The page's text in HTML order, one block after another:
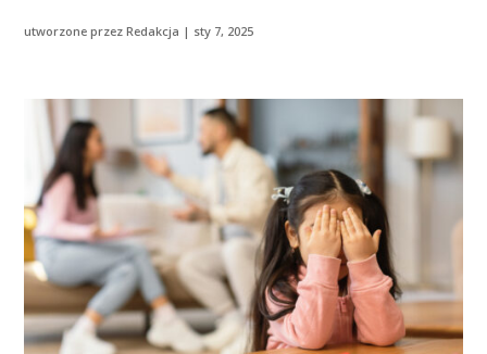
utworzone przezRedakcja | sty 7, 2025